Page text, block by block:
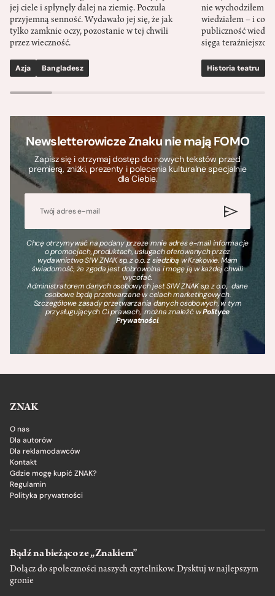
jej ciele i spłynęły dalej na ziemię. Poczuła
przyjemną senność. Wydawało jej się, że jak
tylko zamknie oczy, pozostanie w tej chwili
przez wieczność.
Azja Bangladesz
nie wychodziłem
wiedziałem – i co
publiczność
sięga
Historia teatru
Newsletterowicze Znaku nie mają FOMO
Zapisz się i otrzymaj dostęp do nowych tekstów przed
premierą, zniżki, prezenty i polecenia kulturalne specjalnie
dla Ciebie.
Chcę otrzymywać na podany przeze mnie adres e-mail informacje
o promocjach, produktach, usługach oferowanych przez
wydawnictwo SIW ZNAK sp. z o.o. z siedzibą w Krakowie. Mam
świadomość, że zgoda jest dobrowolna i mogę ją w każdej chwili
wycofać.
Administratorem danych osobowych jest SIW ZNAK sp. z o.o., dane
osobowe będą przetwarzane w celach marketingowych.
Szczegółowe zasady przetwarzania danych osobowych, w tym
przysługujących Ci prawach, można znaleźć wPolityce
Prywatności.
ZNAK
O nas
Dla autorów
Dla reklamodawców
Kontakt
Gdzie mogę kupić ZNAK?
Regulamin
Polityka prywatności
Bądź na bieżąco ze „Znakiem”
Dołącz do społeczności naszych czytelnikow. Dysktuj w najlepszym
gronie